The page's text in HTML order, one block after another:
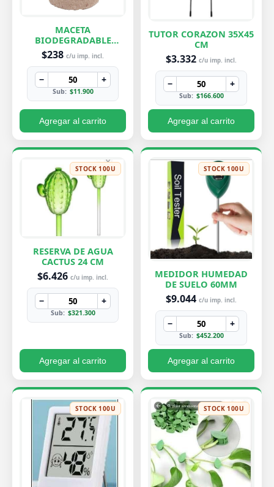
MACETA
BIODEGRADABLE
PEQUEÑA 7X8 CM
$238 c/u imp. incl.
− +
Sub: $11.900
Agregar al carrito
TUTOR CORAZON 35X45
CM
$3.332 c/u imp. incl.
− +
Sub: $166.600
Agregar al carrito
STOCK 100U
RESERVA DE AGUA
CACTUS 24 CM
$6.426 c/u imp. incl.
− +
Sub: $321.300
Agregar al carrito
STOCK 100U
MEDIDOR HUMEDAD
DE SUELO 60MM
$9.044 c/u imp. incl.
− +
Sub: $452.200
Agregar al carrito
STOCK 100U STOCK 100U